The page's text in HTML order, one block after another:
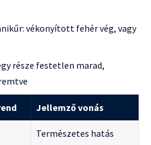
vékonyított fehér vég, vagy
része festetlen marad,
Jellemző vonás
Természetes hatás